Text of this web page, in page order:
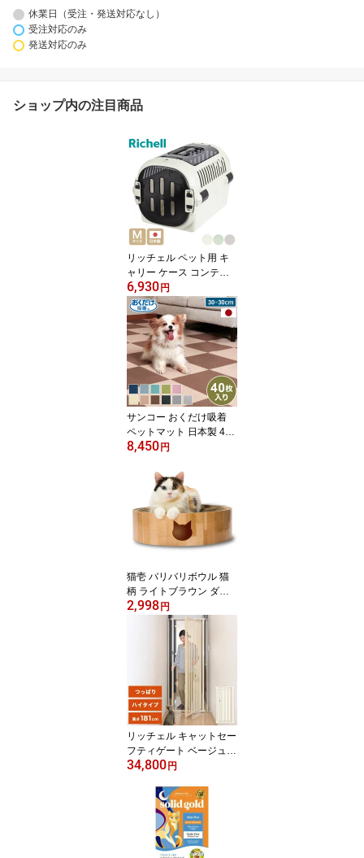
休業日（受注・発送対応なし）
受注対応のみ
発送対応のみ
ショップ内の注目商品
リッチェル ペット用 キ
ャリー ケース コンテナ
Mサイズ ダブルドア キャ
ンピングキャリー ファイ
ンR クレート キャリーバ
ッグ ハード 犬用 猫用 犬
猫 小動物 旅行 通院 防災
避難 日本製 国産【送料
無料】
6,930円
サンコー おくだけ吸着
ペットマット 日本製 40
枚入り はっ水 滑り止め
タイルマット 撥水マット
ジョイントマット ペット
マット 床暖房対応 消臭
加工 国産 ずれない 30×3
0cm 厚さ4mm
8,450円
猫壱 バリバリボウル 猫
柄 ライトブラウン ダン
ボール 爪とぎ 爪研ぎ 猫
用 猫用品 ねこ ネコ 猫の
爪とぎ つめとぎ 爪みが
き すり鉢型 ペット用 お
手入れ 【送料無料】
2,998円
リッチェル キャットセー
フティゲート ベージュ
ペットゲート 猫 猫用ゲ
ロック 脱走防止 ハイタ
イプ ドア つっぱり 高さ1
81cm 幅72~95cm(代引不
可)【送料無料】
34,800円